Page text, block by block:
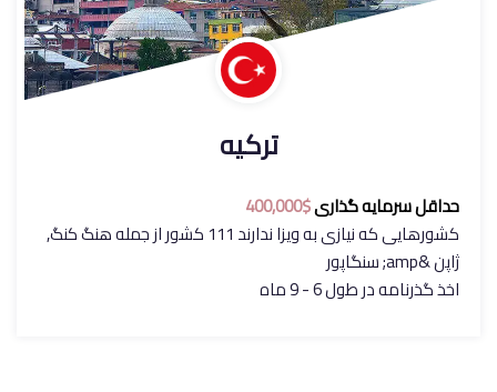
ترکیه
حداقل سرمایه گذاری$400,000
کشورهایی که نیازی به ویزا ندارند 111 کشور از جمله هنگ کنگ,
ژاپن &amp; سنگاپور
اخذ گذرنامه در طول 6 - 9 ماه